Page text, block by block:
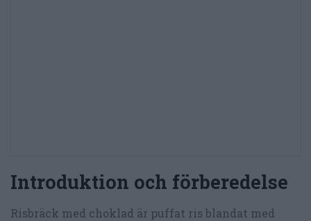
Introduktion och förberedelse
Risbräck med choklad är puffat ris blandat med